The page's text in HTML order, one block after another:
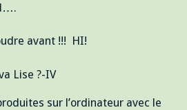
avant !!! HI!
sur l’ordinateur avec le